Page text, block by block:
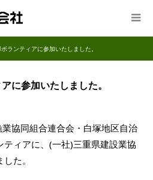
ランティアに参加いたしました。
に参加いたしました。
協同組合連合会・白塚地区自治
ィアに、(一社)三重県建設業協
た。